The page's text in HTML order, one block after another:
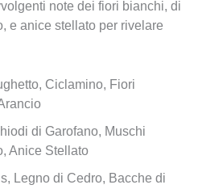
note dei fiori bianchi, di
e anice stellato per rivelare
Ciclamino, Fiori
di Garofano, Muschi
Anice Stellato
Legno di Cedro, Bacche di